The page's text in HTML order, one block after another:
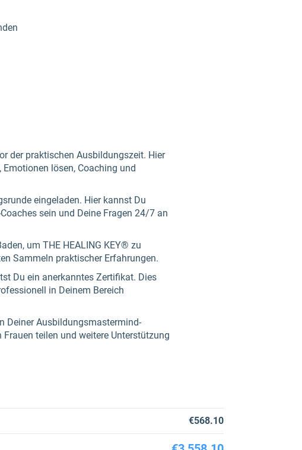
der praktischen Ausbildungszeit. Hier
lösen, Coaching und
eingeladen. Hier kannst Du
sein und Deine Fragen 24/7 an
um THE HEALING KEY® zu
Sammeln praktischer Erfahrungen.
Du ein anerkanntes Zertifikat. Dies
in Deinem Bereich
Deiner Ausbildungsmastermind-
teilen und weitere Unterstützung
€568.10